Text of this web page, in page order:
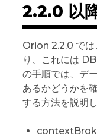
2.2.0 以
Orion 2.2.0 では
り、これには
の手順では、デ
あるかどうかを
する方法を説明し